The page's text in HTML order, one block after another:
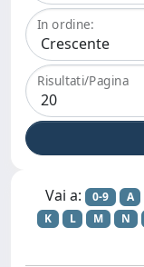
In ordine:
Risultati/Pagina
Vai a: 0-9 A
K
L M N